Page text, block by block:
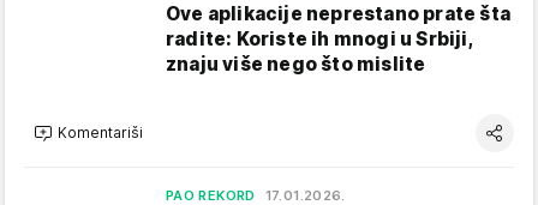
Ove aplikacije neprestano prate šta
radite: Koriste ih mnogi u Srbiji,
znaju više nego što mislite
Komentariši
PAO REKORD 17.01.2026.